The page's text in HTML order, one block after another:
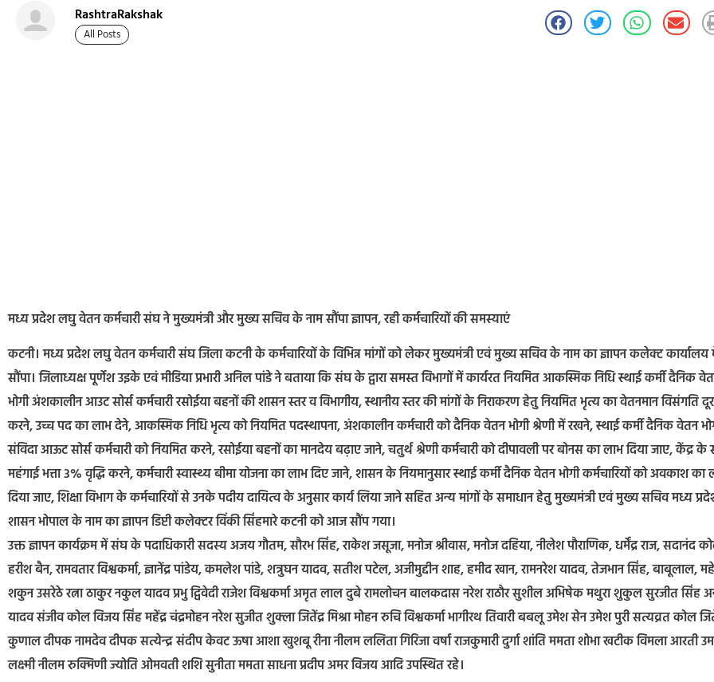
RashtraRakshak
All Posts
मध्य प्रदेश लघु वेतन कर्मचारी संघ ने मुख्यमंत्री और मुख्य सचिव के नाम सौंपा ज्ञापन, रही कर्मचारियों की समस्याएं
कटनी। मध्य प्रदेश लघु वेतन कर्मचारी संघ जिला कटनी के कर्मचारियों के विभिन्न मांगों को लेकर मुख्यमंत्री एवं मुख्य सचिव के नाम का ज्ञापन कलेक्ट कार्यालय
सौंपा। जिलाध्यक्ष पूर्णेश उइके एवं मीडिया प्रभारी अनिल पांडे ने बताया कि संघ के द्वारा समस्त विभागों में कार्यरत नियमित आकस्मिक निधि स्थाई कर्मी दैनिक
भोगी अंशकालीन आउट सोर्स कर्मचारी रसोईया बहनों की शासन स्तर व विभागीय, स्थानीय स्तर की मांगों के निराकरण हेतु नियमित भृत्य का वेतनमान विसंगति दूर
करने, उच्च पद का लाभ देने, आकस्मिक निधि भृत्य को नियमित पदस्थापना, अंशकालीन कर्मचारी को दैनिक वेतन भोगी श्रेणी में रखने, स्थाई कर्मी दैनिक वेतन
संविदा आऊट सोर्स कर्मचारी को नियमित करने, रसोईया बहनों का मानदेय बढ़ाए जाने, चतुर्थ श्रेणी कर्मचारी को दीपावली पर बोनस का लाभ दिया जाए, केंद्र के
महंगाई भत्ता 3% वृद्धि करने, कर्मचारी स्वास्थ्य बीमा योजना का लाभ दिए जाने, शासन के नियमानुसार स्थाई कर्मी दैनिक वेतन भोगी कर्मचारियों को अवकाश का
दिया जाए, शिक्षा विभाग के कर्मचारियों से उनके पदीय दायित्व के अनुसार कार्य लिया जाने सहित अन्य मांगों के समाधान हेतु मुख्यमंत्री एवं मुख्य सचिव मध्य
शासन भोपाल के नाम का ज्ञापन डिप्टी कलेक्टर विंकी सिंहमारे कटनी को आज सौंप गया।
उक्त ज्ञापन कार्यक्रम में संघ के पदाधिकारी सदस्य अजय गौतम, सौरभ सिंह, राकेश जसूजा, मनोज श्रीवास, मनोज दहिया, नीलेश पौराणिक, धर्मेंद्र राज, सदानंद
हरीश बैन, रामवतार विश्वकर्मा, ज्ञानेंद्र पांडेय, कमलेश पांडे, शत्रुघन यादव, सतीश पटेल, अजीमुद्दीन शाह, हमीद खान, रामनरेश यादव, तेजभान सिंह, बाबूलाल,
शकुन उसरेठे रत्ना ठाकुर नकुल यादव प्रभु द्विवेदी राजेश विश्वकर्मा अमृत लाल दुबे रामलोचन बालकदास नरेश राठौर सुशील अभिषेक मथुरा शुकुल सुरजीत सिंह
यादव संजीव कोल विजय सिंह महेंद्र चंद्रमोहन नरेश सुजीत शुक्ला जितेंद्र मिश्रा मोहन रुचि विश्वकर्मा भागीरथ तिवारी बबलू उमेश सेन उमेश पुरी सत्यव्रत कोल
कुणाल दीपक नामदेव दीपक सत्येन्द्र संदीप केवट ऊषा आशा खुशबू रीना नीलम ललिता गिरिजा वर्षा राजकुमारी दुर्गा शांति ममता शोभा खटीक विमला आरती
लक्ष्मी नीलम रुक्मिणी ज्योति ओमवती शशि सुनीता ममता साधना प्रदीप अमर विजय आदि उपस्थित रहे।